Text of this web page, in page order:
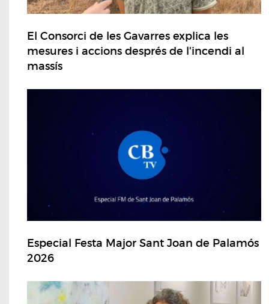
El Consorci de les Gavarres explica les
mesures i accions després de l'incendi al
massís
Especial Festa Major Sant Joan de Palamós
2026